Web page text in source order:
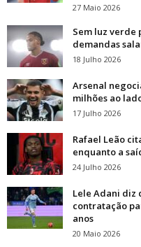
27 Maio 2026
Sem luz verde
demandas
18 Julho 2026
Arsenal
milhões ao
17 Julho 2026
Rafael Leão
enquanto a
24 Julho 2026
Lele Adani diz
contratação
anos
20 Maio 2026